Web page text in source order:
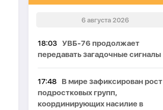
6 августа 2026
18:03 УВБ-76 продолжает
передавать загадочные сигналы
17:48
В мире зафиксирован рост
подростковых групп,
координирующих насилие в